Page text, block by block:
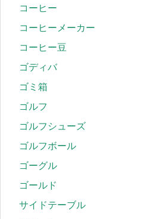
コーヒー
コーヒーメーカー
コーヒー豆
ゴディバ
ゴミ箱
ゴルフ
ゴルフシューズ
ゴルフボール
ゴーグル
ゴールド
サイドテーブル